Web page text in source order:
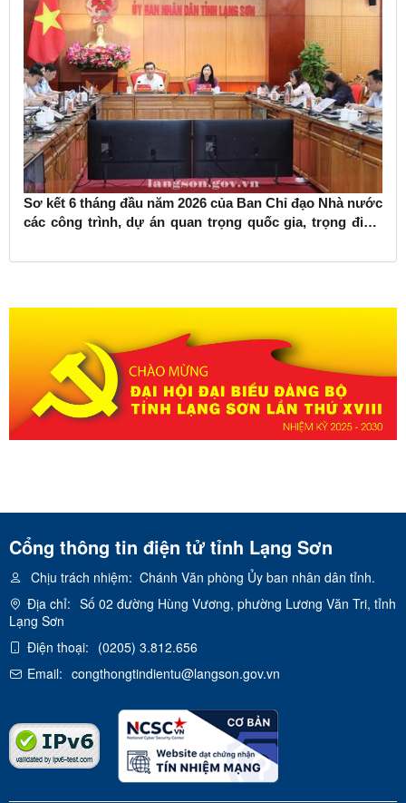
Sơ kết 6 tháng đầu năm 2026 của Ban Chỉ đạo Nhà nước
các công trình, dự án quan trọng quốc gia, trọng điểm
Cổng thông tin điện tử tỉnh Lạng Sơn
Chịu trách nhiệm: Chánh Văn phòng Ủy ban nhân dân tỉnh.
Địa chỉ: Số 02 đường Hùng Vương, phường Lương Văn Tri, tỉnh
Lạng Sơn
Điện thoại: (0205) 3.812.656
Email: congthongtindientu@langson.gov.vn